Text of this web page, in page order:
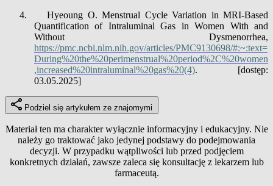
4.
Hyeoung O. Menstrual Cycle Variation in MRI-Based
Quantification of Intraluminal Gas in Women With and
Without Dysmenorrhea,
https://pmc.ncbi.nlm.nih.gov/articles/PMC9130698/#:~:text=
During%20the%20perimenstrual%20period%2C%20women
,increased%20intraluminal%20gas%20(4).
[dostęp:
03.05.2025]
Podziel się artykułem ze znajomymi
Materiał ten ma charakter wyłącznie informacyjny i edukacyjny. Nie
należy go traktować jako jedynej podstawy do podejmowania
decyzji. W przypadku wątpliwości lub przed podjęciem
konkretnych działań, zawsze zaleca się konsultację z lekarzem lub
farmaceutą.